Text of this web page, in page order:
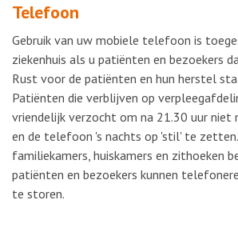
Telefoon
Gebruik van uw mobiele telefoon is
ziekenhuis als u patiënten en bezoekers
Rust voor de patiënten en hun herstel
Patiënten die verblijven op
vriendelijk verzocht om na 21.30 uur
en de telefoon 's nachts op 'stil' te
familiekamers, huiskamers en zithoeken
patiënten en bezoekers kunnen
te storen.